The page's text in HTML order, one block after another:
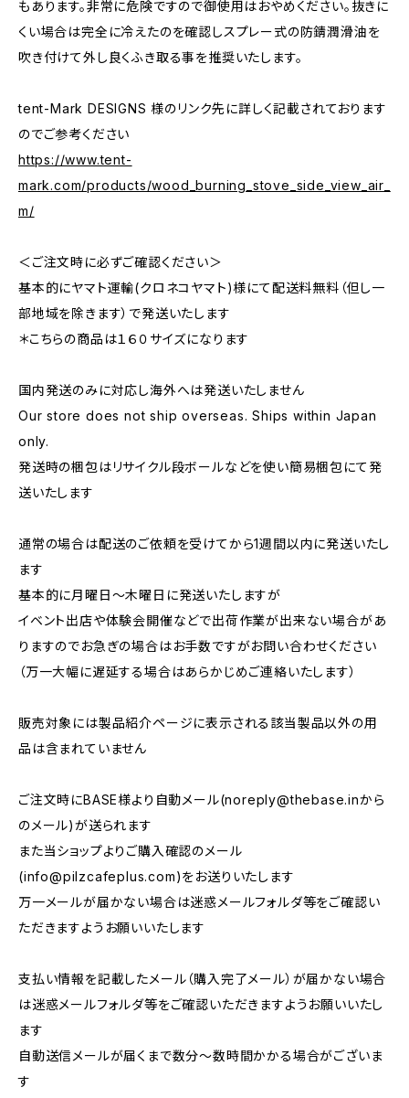
もあります。非常に危険ですので御使用はおやめください。抜きに
くい場合は完全に冷えたのを確認しスプレー式の防錆潤滑油を
吹き付けて外し良くふき取る事を推奨いたします。
tent-Mark DESIGNS 様のリンク先に詳しく記載されております
のでご参考ください
https://www.tent-
mark.com/products/wood_burning_stove_side_view_air_
m/
＜ご注文時に必ずご確認ください＞
基本的にヤマト運輸(クロネコヤマト)様にて配送料無料（但し一
部地域を除きます）で発送いたします
＊こちらの商品は１６０サイズになります
国内発送のみに対応し海外へは発送いたしません
Our store does not ship overseas. Ships within Japan
only.
発送時の梱包はリサイクル段ボールなどを使い簡易梱包にて発
送いたします
通常の場合は配送のご依頼を受けてから1週間以内に発送いたし
ます
基本的に月曜日〜木曜日に発送いたしますが
イベント出店や体験会開催などで出荷作業が出来ない場合があ
りますのでお急ぎの場合はお手数ですがお問い合わせください
（万一大幅に遅延する場合はあらかじめご連絡いたします）
販売対象には製品紹介ページに表示される該当製品以外の用
品は含まれていません
ご注文時にBASE様より自動メール(noreply@thebase.inから
のメール)が送られます
また当ショップよりご購入確認のメール
(info@pilzcafeplus.com)をお送りいたします
万一メールが届かない場合は迷惑メールフォルダ等をご確認い
ただきますようお願いいたします
支払い情報を記載したメール（購入完了メール）が届かない場合
は迷惑メールフォルダ等をご確認いただきますようお願いいたし
ます
自動送信メールが届くまで数分～数時間かかる場合がございま
す